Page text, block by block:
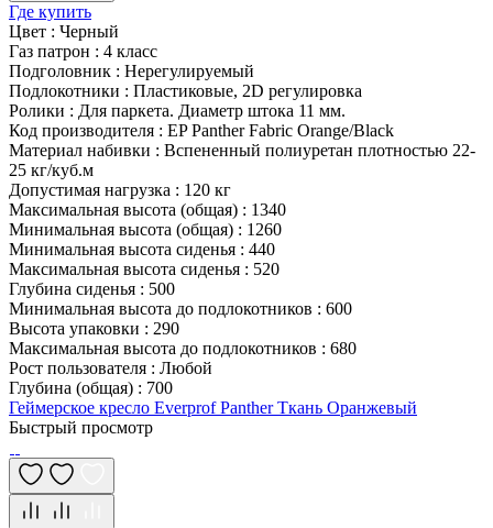
Где купить
Цвет : Черный
Газ патрон : 4 класс
Подголовник : Нерегулируемый
Подлокотники : Пластиковые, 2D регулировка
Ролики : Для паркета. Диаметр штока 11 мм.
Код производителя : EP Panther Fabric Orange/Black
Материал набивки : Вспененный полиуретан плотностью 22-
25 кг/куб.м
Допустимая нагрузка : 120 кг
Максимальная высота (общая) : 1340
Минимальная высота (общая) : 1260
Минимальная высота сиденья : 440
Максимальная высота сиденья : 520
Глубина сиденья : 500
Минимальная высота до подлокотников : 600
Высота упаковки : 290
Максимальная высота до подлокотников : 680
Рост пользователя : Любой
Глубина (общая) : 700
Геймерское кресло Everprof Panther Ткань Оранжевый
Быстрый просмотр